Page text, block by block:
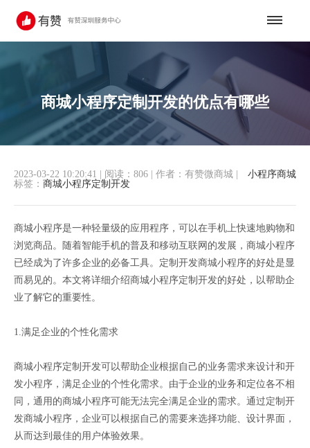
商城小程序定制开发的优点有哪些
小程序商城
2023-03-22 10:20:41 阅读：806 作者：有赞微商城
标签： 商城小程序定制开发
商城小程序是一种轻量级的应用程序，可以在手机上快速地购物和
浏览商品。随着智能手机的普及和移动互联网的发展，商城小程序
已经成为了许多企业的必备工具。定制开发商城小程序的好处是显
而易见的。本文将详细介绍商城小程序定制开发的好处，以帮助企
业了解它的重要性。
1.满足企业的个性化需求
商城小程序定制开发可以帮助企业根据自己的业务需求来设计和开
发小程序，满足企业的个性化需求。由于企业的业务和定位各不相
同，通用的商城小程序可能无法完全满足企业的需求。通过定制开
发商城小程序，企业可以根据自己的需要来选择功能、设计界面，
从而达到最佳的用户体验效果。